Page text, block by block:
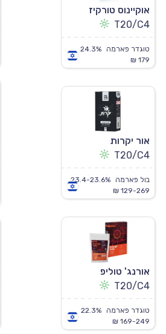
אוקיינוס טורקיז
T20/C4
טוגדר פארמה
24.3%
179 ₪
אור יקרות
T20/C4
בול פארמה
23.4-23.6%
129-269 ₪
אורנג' טוליפ
T20/C4
טוגדר פארמה
22.3%
169-249 ₪